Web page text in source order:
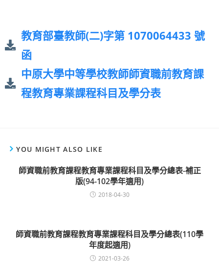
教育部臺教師(二)字第 1070064433 號
函
中原大學中等學校教師師資職前教育課
程教育專業課程科目及學分表
YOU MIGHT ALSO LIKE
師資職前教育課程教育專業課程科目及學分總表-補正
版(94-102學年適用)
2018-04-30
師資職前教育課程教育專業課程科目及學分總表(110學
年度起適用)
2021-03-26